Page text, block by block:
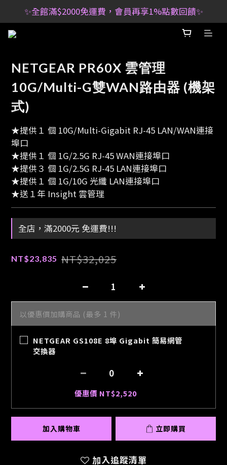
✨全館滿$2000免運費，會員再享1%點數回饋✨
NETGEAR PR60X 雲管理
10G/Multi-G雙WAN路由器 (機架
式)
★提供１ 個 10G/Multi-Gigabit RJ-45 LAN/WAN連接
埠口
★提供１ 個 1G/2.5G RJ-45 WAN連接埠口
★提供３ 個 1G/2.5G RJ-45 LAN連接埠口
★提供１ 個 1G/10G 光纖 LAN連接埠口
★送１年 Insight 雲管理
全店，滿2000元 免運費!!!
NT$23,835 NT$32,025
以優惠價加購商品 (最多 1 件)
NETGEAR GS108E 8埠 Gigabit 簡易網管
交換器
優惠價 NT$2,520
加入購物車 立即購買
加入追蹤清單